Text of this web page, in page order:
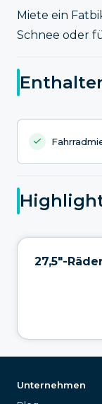
Miete ein
Schnee oder
27,5"-
Unternehmen